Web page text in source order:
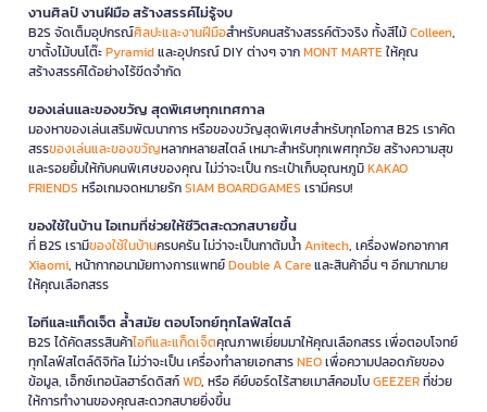
งานศิลป์ งานฝีมือ สร้างสรรค์ไม่รู้จบ
B2S จัดเต็มอุปกรณ์ศิลปะและงานฝีมือสำหรับคนสร้างสรรค์ตัวจริง ทั้งสีไม้Colleen,
ขาตั้งไม้บนโต๊ะPyramidและอุปกรณ์ DIY ต่างๆ จากMONT MARTEให้คุณ
สร้างสรรค์ได้อย่างไร้ขีดจำกัด
ของเล่นและของขวัญ สุดพิเศษทุกเทศกาล
มองหาของเล่นเสริมพัฒนาการ หรือของขวัญสุดพิเศษสำหรับทุกโอกาส B2S เราคัด
สรรของเล่นและของขวัญหลากหลายสไตล์ เหมาะสำหรับทุกเพศทุกวัย สร้างความสุข
และรอยยิ้มให้กับคนพิเศษของคุณ ไม่ว่าจะเป็น กระเป๋าเก็บอุณหภูมิKAKAO
FRIENDS หรือเกมจดหมายรักSIAM BOARDGAMES เรามีครบ!
ของใช้ในบ้าน ไอเทมที่ช่วยให้ชีวิตสะดวกสบายขึ้น
ที่ B2S เรามีของใช้ในบ้านครบครัน ไม่ว่าจะเป็นกาต้มน้ำAnitech, เครื่องฟอกอากาศ
Xiaomi, หน้ากากอนามัยทางการแพทย์Double A Careและสินค้าอื่น ๆ อีกมากมาย
ให้คุณเลือกสรร
ไอทีและแก็ดเจ็ต ล้ำสมัย ตอบโจทย์ทุกไลฟ์สไตล์
B2S ได้คัดสรรสินค้าไอทีและแก็ดเจ็ตคุณภาพเยี่ยมมาให้คุณเลือกสรร เพื่อตอบโจทย์
ทุกไลฟ์สไตล์ดิจิทัล ไม่ว่าจะเป็น เครื่องทำลายเอกสารNEOเพื่อความปลอดภัยของ
ข้อมูล, เอ็กซ์เทอนัลฮาร์ดดิสก์WD, หรือ คีย์บอร์ดไร้สายเมาส์คอมโบGEEZERที่ช่วย
ให้การทำงานของคุณสะดวกสบายยิ่งขึ้น